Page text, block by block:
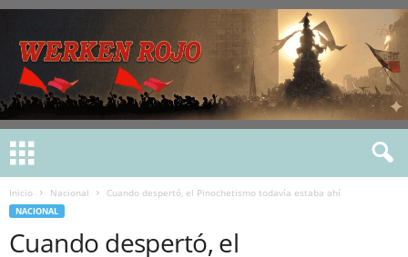
Inicio Nacional Cuando despertó, el Pinochetismo todavía estaba ahí
NACIONAL
Cuando despertó, el